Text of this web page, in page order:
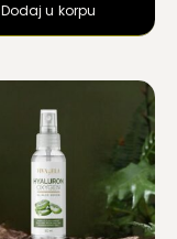
Dodaj u korpu